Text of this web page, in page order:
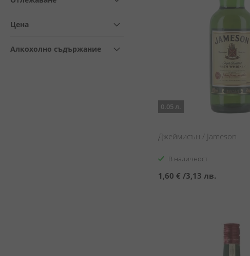
0.05 л.
Джеймисън / Jameson
В наличност
1,60 € /3,13 лв.
Цена
Алкохолно съдържание